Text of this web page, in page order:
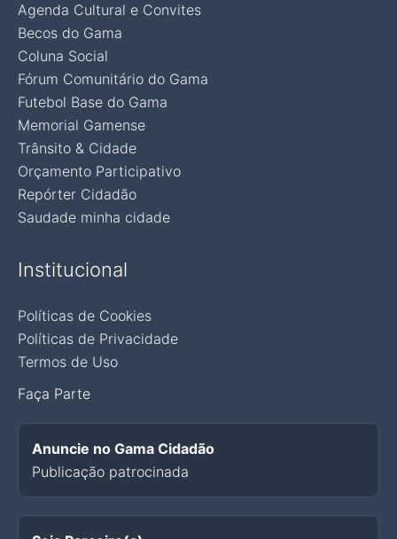
Agenda Cultural e Convites
Becos do Gama
Coluna Social
Fórum Comunitário do Gama
Futebol Base do Gama
Memorial Gamense
Trânsito & Cidade
Orçamento Participativo
Repórter Cidadão
Saudade minha cidade
Institucional
Políticas de Cookies
Políticas de Privacidade
Termos de Uso
Faça Parte
Anuncie no Gama Cidadão
Publicação patrocinada